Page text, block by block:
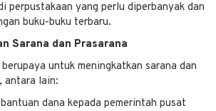
perpustakaan yang perlu diperbanyak dan
buku-buku terbaru.
Sarana dan Prasarana
untuk meningkatkan sarana dan
antara lain:
dana kepada pemerintah pusat